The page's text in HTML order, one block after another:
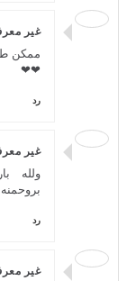
غير
ممكن
❤❤
رد
غير
ولله
رد
غير